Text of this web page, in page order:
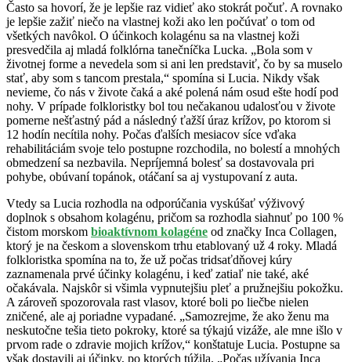
Často sa hovorí, že je lepšie raz vidieť ako stokrát počuť. A rovnako
je lepšie zažiť niečo na vlastnej koži ako len počúvať o tom od
všetkých navôkol. O účinkoch kolagénu sa na vlastnej koži
presvedčila aj mladá folklórna tanečníčka Lucka. „Bola som v
životnej forme a nevedela som si ani len predstaviť, čo by sa muselo
stať, aby som s tancom prestala,“ spomína si Lucia. Nikdy však
nevieme, čo nás v živote čaká a aké polená nám osud ešte hodí pod
nohy. V prípade folkloristky bol tou nečakanou udalosťou v živote
pomerne nešťastný pád a následný ťažší úraz krížov, po ktorom si
12 hodín necítila nohy. Počas ďalších mesiacov síce vďaka
rehabilitáciám svoje telo postupne rozchodila, no bolestí a mnohých
obmedzení sa nezbavila. Nepríjemná bolesť sa dostavovala pri
pohybe, obúvaní topánok, otáčaní sa aj vystupovaní z auta.
Vtedy sa Lucia rozhodla na odporúčania vyskúšať výživový
doplnok s obsahom kolagénu, pričom sa rozhodla siahnuť po 100 %
čistom morskom bioaktívnom kolagéne od značky Inca Collagen,
ktorý je na českom a slovenskom trhu etablovaný už 4 roky. Mladá
folkloristka spomína na to, že už počas tridsaťdňovej kúry
zaznamenala prvé účinky kolagénu, i keď zatiaľ nie také, aké
očakávala. Najskôr si všimla vypnutejšiu pleť a pružnejšiu pokožku.
A zároveň spozorovala rast vlasov, ktoré boli po liečbe nielen
zničené, ale aj poriadne vypadané. „Samozrejme, že ako ženu ma
neskutočne tešia tieto pokroky, ktoré sa týkajú vizáže, ale mne išlo v
prvom rade o zdravie mojich krížov,“ konštatuje Lucia. Postupne sa
však dostavili aj účinky, po ktorých túžila. „Počas užívania Inca